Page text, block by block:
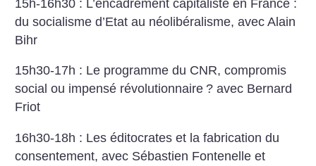
15h-16h30 : L’encadrement capitaliste en France :
du socialisme d’Etat au néolibéralisme, avec Alain
Bihr
15h30-17h : Le programme du CNR, compromis
social ou impensé révolutionnaire ? avec Bernard
Friot
16h30-18h : Les éditocrates et la fabrication du
consentement, avec Sébastien Fontenelle et